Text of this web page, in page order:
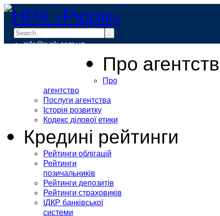
.
info@rurik.com.ua
Про
Про
агентство
Послуги агентства
Історія розвитку
Кодекс ділової етики
Кредині рейтинги
Рейтинги облігацій
Рейтинги
позичальників
Рейтинги депозитів
Рейтинги страховиків
ІДКР банківської
системи